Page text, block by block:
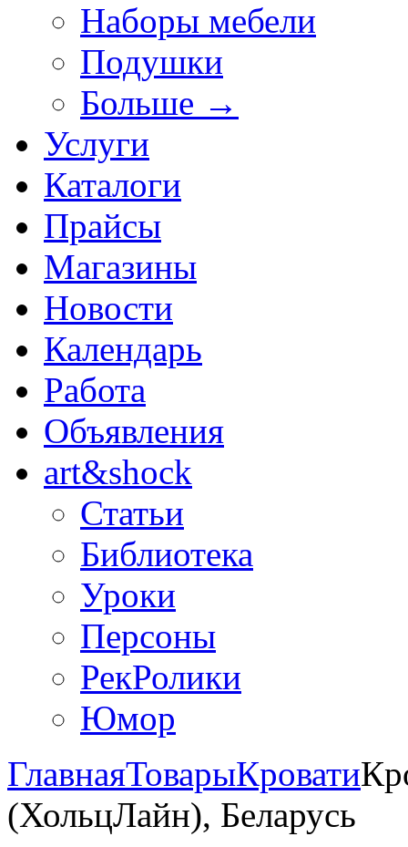
Наборы мебели
Подушки
Больше →
Услуги
Каталоги
Прайсы
Магазины
Новости
Календарь
Работа
Объявления
art&shock
Статьи
Библиотека
Уроки
Персоны
РекРолики
Юмор
ГлавнаяТоварыКровати
(ХольцЛайн), Беларусь